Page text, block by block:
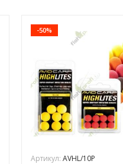
-50%
Артикул: AVHL/10P